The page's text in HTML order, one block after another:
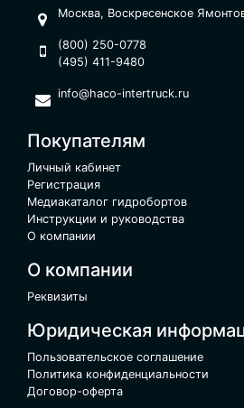
Москва, Воскресенское
(800) 250-0778
(495) 411-9480
info@haco-intertruck.ru
Покупателям
Личный кабинет
Регистрация
Медиакаталог гидробортов
Инструкции и руководства
О компании
О компании
Реквизиты
Юридическая
Пользовательское соглашение
Политика конфиденциальности
Договор-оферта